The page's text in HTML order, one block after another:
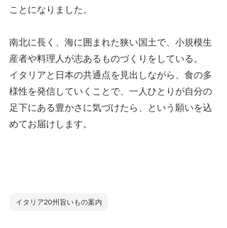
ことになりました。
南北に長く、海に囲まれた狭い国土で、小規模生
産者や料理人が志あるものづくりをしている。
イタリアと日本の共通点を見出しながら、食の多
様性を発信していくことで、一人ひとりが自分の
足下にある豊かさに気づけたら、という願いを込
めてお届けします。
イタリア20州旨いもの案内